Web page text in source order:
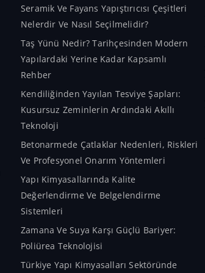
Seramik Ve Fayans Yapıştırıcısı Çeşitleri
Nelerdir Ve Nasıl Seçilmelidir?
Taş Yünü Nedir? Tarihçesinden Modern
Yapılardaki Yerine Kadar Kapsamlı
Rehber
Kendiliğinden Yayılan Tesviye Şapları:
Kusursuz Zeminlerin Ardındaki Akıllı
Teknoloji
Betonarmede Çatlaklar Nedenleri, Riskleri
Ve Profesyonel Onarım Yöntemleri
Yapı Kimyasallarında Kalite
Değerlendirme Ve Belgelendirme
Sistemleri
Zamana Ve Suya Karşı Güçlü Bariyer:
Poliürea Teknolojisi
Türkiye Yapı Kimyasalları Sektöründe